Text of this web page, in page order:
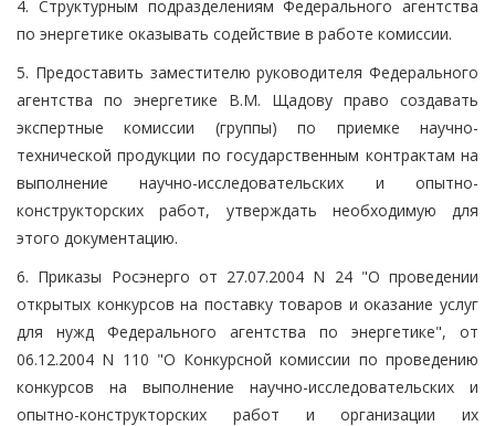
4. Структурным подразделениям Федерального агентства
по энергетике оказывать содействие в работе комиссии.
5. Предоставить заместителю руководителя Федерального
агентства по энергетике В.М. Щадову право создавать
экспертные комиссии (группы) по приемке научно-
технической продукции по государственным контрактам на
выполнение научно-исследовательских и опытно-
конструкторских работ, утверждать необходимую для
этого документацию.
6. Приказы Росэнерго от 27.07.2004 N 24 "О проведении
открытых конкурсов на поставку товаров и оказание услуг
для нужд Федерального агентства по энергетике", от
06.12.2004 N 110 "О Конкурсной комиссии по проведению
конкурсов на выполнение научно-исследовательских и
опытно-конструкторских работ и организации их